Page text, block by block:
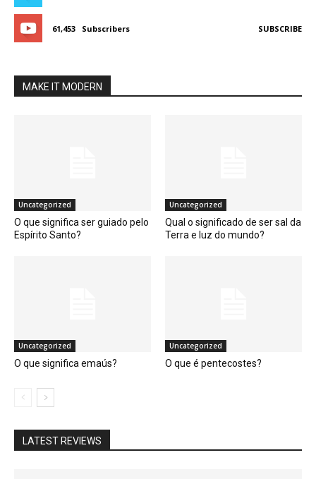
61,453 Subscribers SUBSCRIBE
MAKE IT MODERN
Uncategorized
O que significa ser guiado pelo
Espírito Santo?
Uncategorized
Qual o significado de ser sal da
Terra e luz do mundo?
Uncategorized
O que significa emaús?
Uncategorized
O que é pentecostes?
LATEST REVIEWS